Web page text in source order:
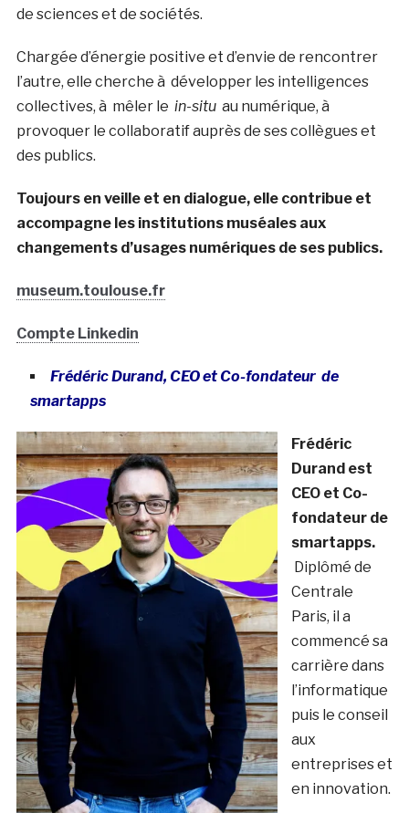
de sciences et de sociétés.
Chargée d’énergie positive et d’envie de rencontrer
l’autre, elle cherche à développer les intelligences
collectives, à mêler le in-situ au numérique, à
provoquer le collaboratif auprès de ses collègues et
des publics.
Toujours en veille et en dialogue, elle contribue et
accompagne les institutions muséales aux
changements d’usages numériques de ses publics.
museum.toulouse.fr
Compte Linkedin
Frédéric Durand, CEO et Co-fondateur de
smartapps
Frédéric
Durand est
CEO et Co-
fondateur de
smartapps.
Diplômé de
Centrale
Paris, il a
commencé sa
carrière dans
l’informatique
puis le conseil
aux
entreprises et
en innovation.